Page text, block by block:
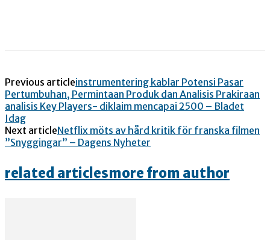
Previous articleinstrumentering kablar Potensi Pasar
Pertumbuhan, Permintaan Produk dan Analisis Prakiraan
analisis Key Players- diklaim mencapai 2500 – Bladet
Idag
Next articleNetflix möts av hård kritik för franska filmen
”Snyggingar” – Dagens Nyheter
related articlesmore from author